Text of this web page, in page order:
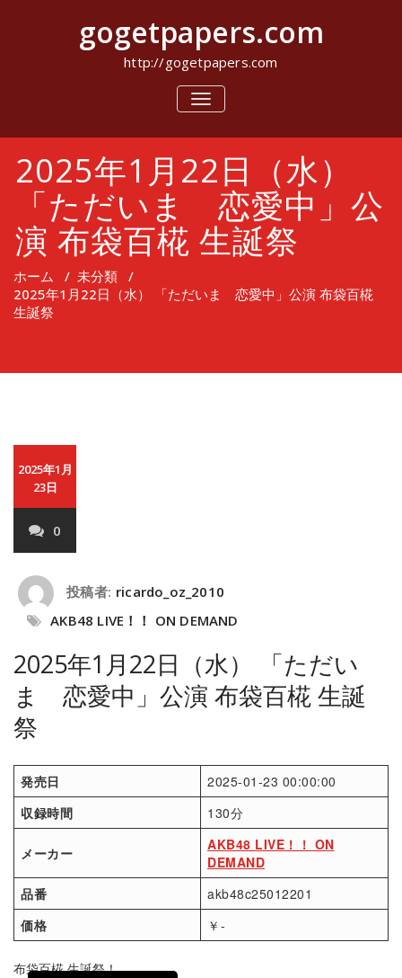
キ
gogetpapers.com
http://gogetpapers.com
ナ
ビ
シ
ョ
り
替
2025年1月22日（水）
「ただいま 恋愛中」公
演 布袋百椛 生誕祭
ホーム / 未分類 /
2025年1月22日（水） 「ただいま 恋愛中」公演 布袋百椛
生誕祭
2025年1月
23日
0
投稿者: ricardo_oz_2010
AKB48 LIVE！！ ON DEMAND
2025年1月22日（水） 「ただい
ま 恋愛中」公演 布袋百椛 生誕
祭
発売日
2025-01-23 00:00:00
収録時間
130分
メーカー
AKB48 LIVE！！ ON
DEMAND
品番
akb48c25012201
価格
￥-
布袋百椛 生誕祭！